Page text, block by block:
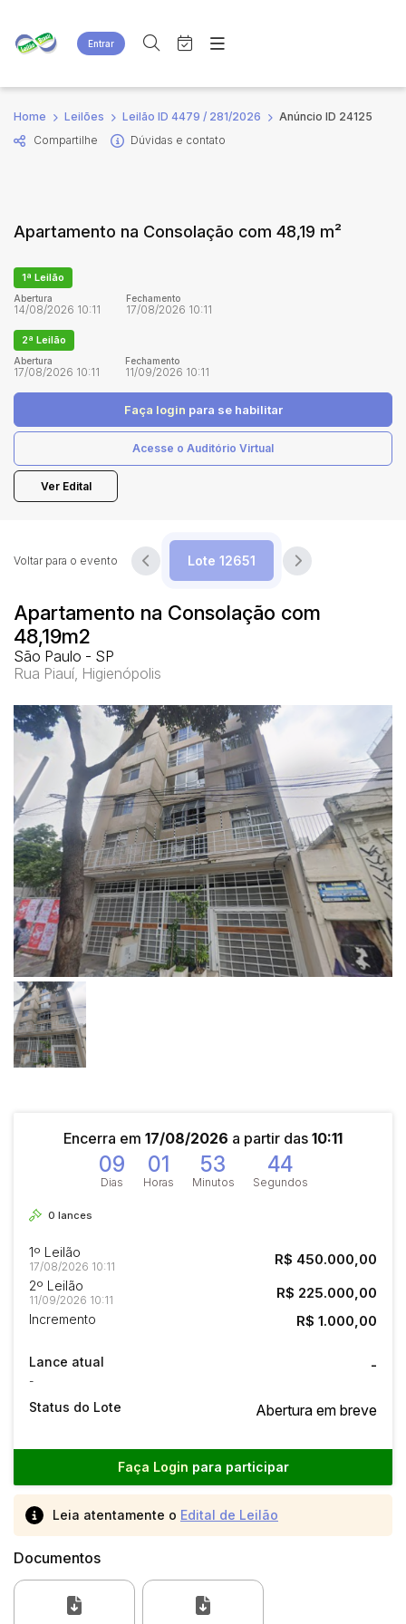
Entrar
Criar conta Entrar
Site
Agenda
Quem Somos
Busca por palavra-chave
Estados Cidade
Bairro
Judiciais
Faixa de valor
Quem Somos
Home Leilões Leilão ID 4479 / 281/2026
Anúncio ID 24125
Compartilhe
Dúvidas e contato
Apartamento na Consolação com 48,19 m²
1ª Leilão
Abertura
14/08/2026 10:11
Fechamento
17/08/2026 10:11
2ª Leilão
Abertura
17/08/2026 10:11
Fechamento
11/09/2026 10:11
Faça login para se habilitar
Acesse o Auditório Virtual
Ver Edital
Apartamento na Consolação com
48,19m2
São Paulo - SP
Rua Piauí, Higienópolis
Voltar para o evento
Encerra em 17/08/2026 a partir das 10:11
09
Dias
01
Horas
53
Minutos
44
Segundos
0 lances
1º Leilão
17/08/2026 10:11 R$ 450.000,00
2º Leilão
11/09/2026 10:11 R$ 225.000,00
Incremento R$ 1.000,00
Lance atual
-
-
Status do Lote Abertura em breve
Faça Login para participar
Leia atentamente o Edital de Leilão
Documentos